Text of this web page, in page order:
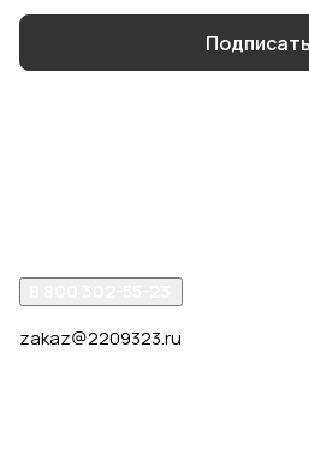
zakaz@2209323.ru